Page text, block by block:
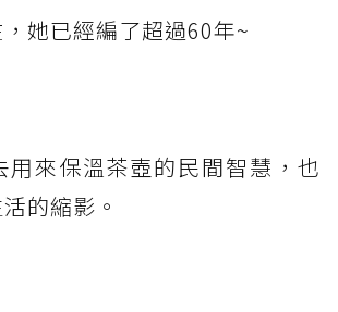
她已經編了超過60年~
用來保溫茶壺的民間智慧，也
的縮影。